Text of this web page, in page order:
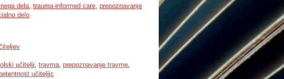
dela, trauma-informed care, prepoznavanje
delo
učitelji, travma, prepoznavanje travme,
učiteljic